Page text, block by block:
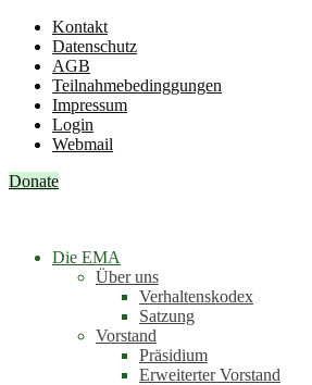
Kontakt
Datenschutz
AGB
Teilnahmebedinggungen
Impressum
Login
Webmail
Donate
Die EMA
Über uns
Verhaltenskodex
Satzung
Vorstand
Präsidium
Erweiterter Vorstand